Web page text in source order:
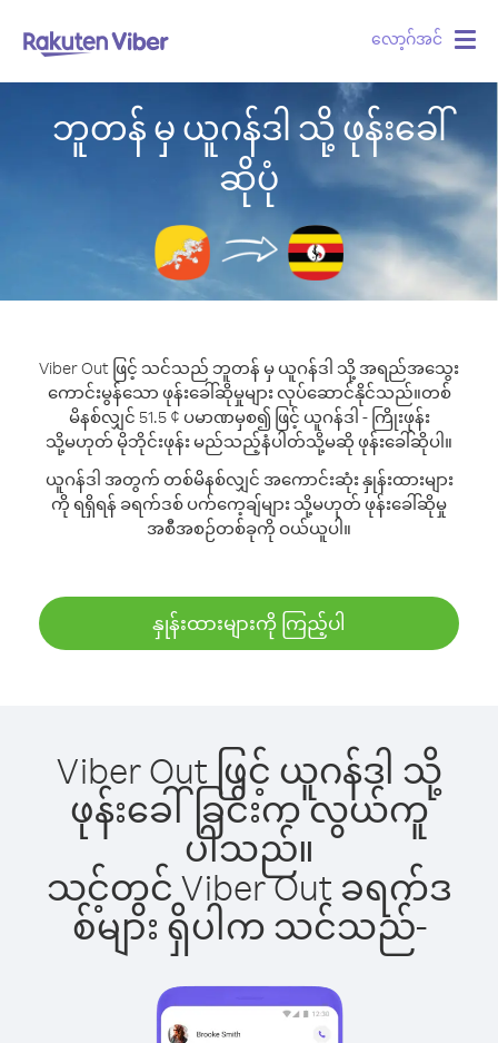
လော့ဂ်အင်
ဘူတန် မှ ယူဂန်ဒါ သို့ ဖုန်းခေါ်
ဆိုပုံ
Viber Out ဖြင့် သင်သည် ဘူတန် မှ ယူဂန်ဒါ သို့ အရည်အသွေး
ကောင်းမွန်သော ဖုန်းခေါ်ဆိုမှုများ လုပ်ဆောင်နိုင်သည်။တစ်
မိနစ်လျှင် 51.5 ¢ ပမာဏမှစ၍ ဖြင့် ယူဂန်ဒါ - ကြိုးဖုန်း
သို့မဟုတ် မိုဘိုင်းဖုန်း မည်သည့်နံပါတ်သို့မဆို ဖုန်းခေါ်ဆိုပါ။
ယူဂန်ဒါ အတွက် တစ်မိနစ်လျှင် အကောင်းဆုံး နှုန်းထားများ
ကို ရရှိရန် ခရက်ဒစ် ပက်ကေ့ချ်များ သို့မဟုတ် ဖုန်းခေါ်ဆိုမှု
အစီအစဉ်တစ်ခုကို ဝယ်ယူပါ။
နှုန်းထားများကို ကြည့်ပါ
Viber Out ဖြင့် ယူဂန်ဒါ သို့
ဖုန်းခေါ်ခြင်းက လွယ်ကူ
ပါသည်။
သင့်တွင် Viber Out ခရက်ဒ
စ်များ ရှိပါက သင်သည်-